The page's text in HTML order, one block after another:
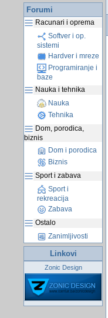
Forumi
Racunari i oprema
Softver i op.
sistemi
Hardver i mreze
Programiranje i
baze
Nauka i tehnika
Nauka
Tehnika
Dom, porodica,
biznis
Dom i porodica
Biznis
Sport i zabava
Sport i
rekreacija
Zabava
Ostalo
Zanimljivosti
Linkovi
Zonic Design